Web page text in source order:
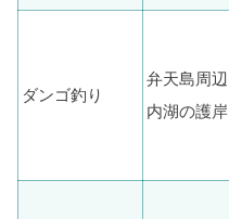
ダンゴ釣り
弁天島周
内湖の護岸